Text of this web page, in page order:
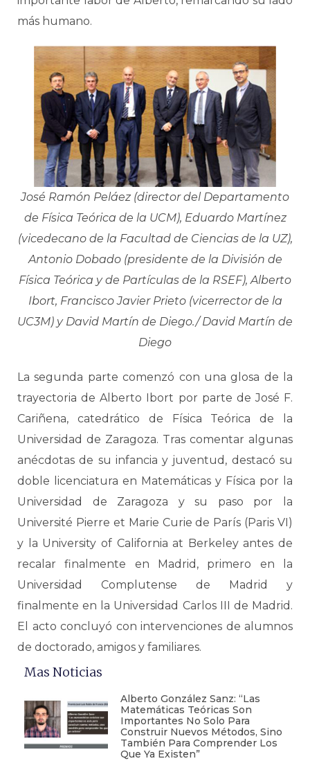
más humano.
José Ramón Peláez (director del Departamento
de Física Teórica de la UCM), Eduardo Martínez
(vicedecano de la Facultad de Ciencias de la UZ),
Antonio Dobado (presidente de la División de
Física Teórica y de Partículas de la RSEF), Alberto
Ibort, Francisco Javier Prieto (vicerrector de la
UC3M) y David Martín de Diego./ David Martín de
Diego
La segunda parte comenzó con una glosa de la
trayectoria de Alberto Ibort por parte de José F.
Cariñena, catedrático de Física Teórica de la
Universidad de Zaragoza. Tras comentar algunas
anécdotas de su infancia y juventud, destacó su
doble licenciatura en Matemáticas y Física por la
Universidad de Zaragoza y su paso por la
Université Pierre et Marie Curie de París (Paris VI)
y la University of California at Berkeley antes de
recalar finalmente en Madrid, primero en la
Universidad Complutense de Madrid y
finalmente en la Universidad Carlos III de Madrid.
El acto concluyó con intervenciones de alumnos
de doctorado, amigos y familiares.
Mas Noticias
Alberto González Sanz: “Las
Matemáticas Teóricas Son
Importantes No Solo Para
Construir Nuevos Métodos, Sino
También Para Comprender Los
Que Ya Existen”